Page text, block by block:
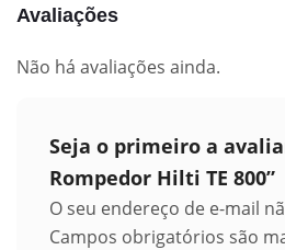
Avaliações
Não há avaliações ainda.
Seja o primeiro a
Rompedor Hilti TE 800”
O seu endereço de e-mail
Campos obrigatórios são